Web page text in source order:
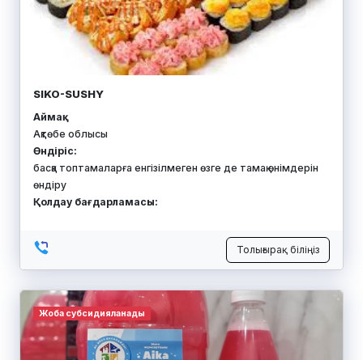
SIKO-SUSHY
Аймақ:
Ақтөбе облысы
Өндіріс:
басқа топтамаларға енгізілмеген өзге де тамақ өнімдерін
өндіру
Қолдау бағдарламасы:
Толығырақ біліңіз
Жоба субсидияланады